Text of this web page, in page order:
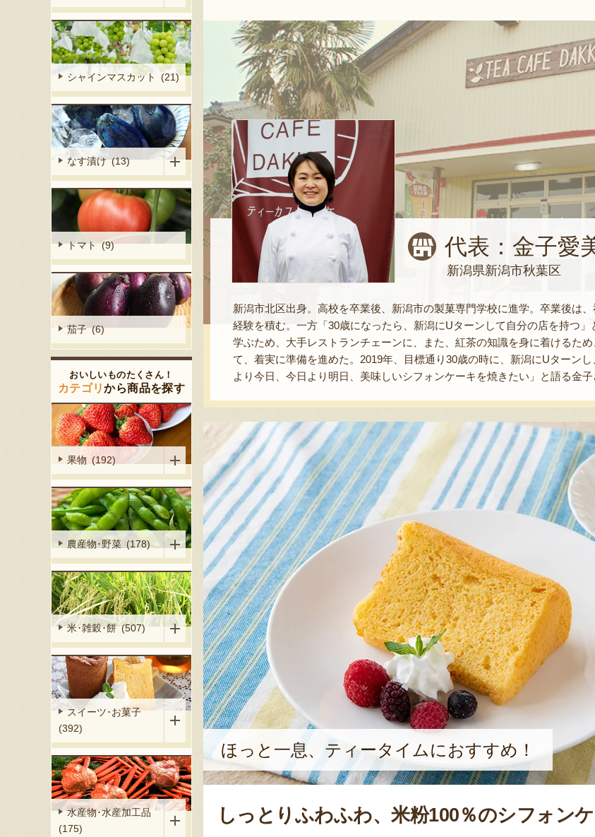
代表：金子愛
新潟県新潟市秋葉区
新潟市北区出身。高校を卒業後、新潟市の製菓専門学校に進学。卒業後は
経験を積む。一方「30歳になったら、新潟にUターンして自分の店を持つ
学ぶため、大手レストランチェーンに、また、紅茶の知識を身に着けるた
て、着実に準備を進めた。2019年、目標通り30歳の時に、新潟にUターン
より今日、今日より明日、美味しいシフォンケーキを焼きたい」と語る金
ほっと一息、ティータイムにおすすめ！
しっとりふわふわ、米粉100％のシフォン
シャインマスカット (21)
なす漬け (13)
トマト (9)
茄子 (6)
おいしいものたくさん！
カテゴリから商品を探す
果物 (192)
農産物･野菜 (178)
米･雑穀･餅 (507)
スイーツ･お菓子
(392)
水産物･水産加工品
(175)